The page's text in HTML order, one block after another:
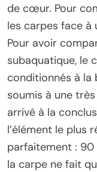
de cœur. Pour
les carpes face à
Pour avoir
subaquatique, le
conditionnés à la
soumis à une
arrivé à la
l’élément le plus
parfaitement : 90
la carpe ne fait